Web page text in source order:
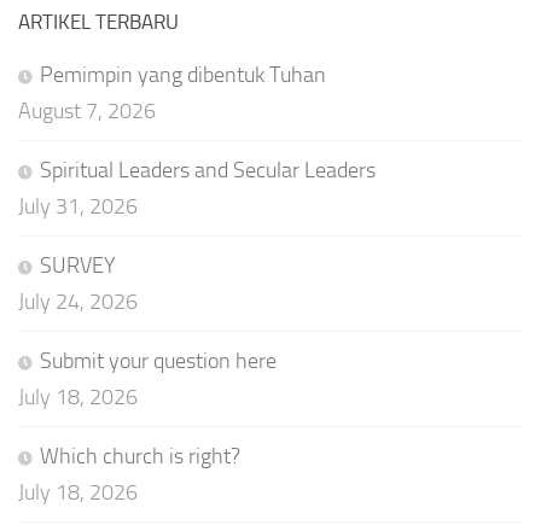
ARTIKEL TERBARU
Pemimpin yang dibentuk Tuhan
August 7, 2026
Spiritual Leaders and Secular Leaders
July 31, 2026
SURVEY
July 24, 2026
Submit your question here
July 18, 2026
Which church is right?
July 18, 2026